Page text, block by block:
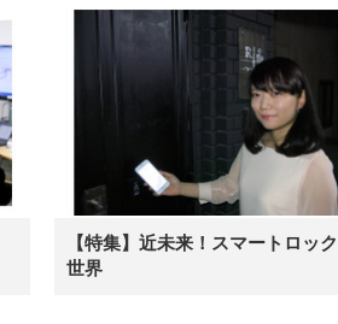
【特集】近未来！スマートロッ
世界